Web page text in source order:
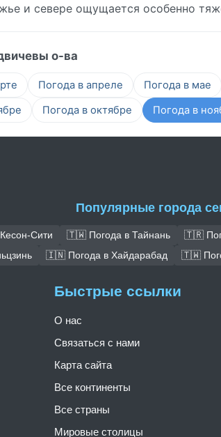
и севере ощущается особенно
о-ва
Погода в апреле Погода в мае
Погода в октябре Погода в
Популярные города
Сити 🇹🇼 Погода в Тайнань 🇹🇷
🇮🇳 Погода в Хайдарабад 🇹🇼
Быстрые ссылки
О нас
Связаться с нами
Карта сайта
Все континенты
Все страны
Мировые столицы